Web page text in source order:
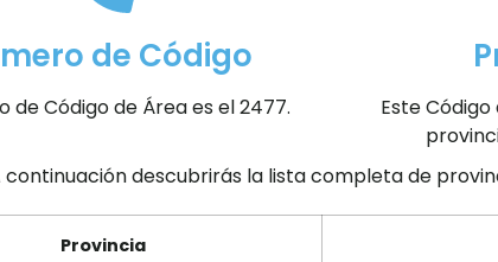
de Código
de Código de Área es el 2477.
Este
continuación descubrirás la lista completa de
Provincia